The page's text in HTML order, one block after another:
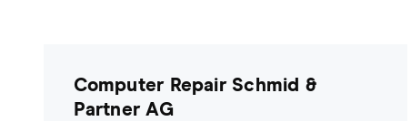
Computer Repair Schmid &
Partner AG